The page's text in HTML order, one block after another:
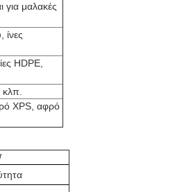
για μαλακές
ίνες
HDPE,
XPS, αφρό